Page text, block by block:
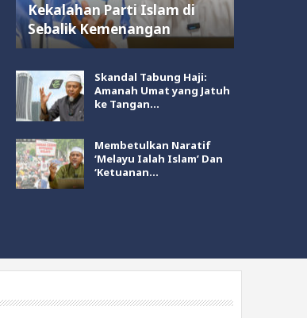
Kekalahan Parti Islam di
Sebalik Kemenangan
Skandal Tabung Haji:
Amanah Umat yang Jatuh
ke Tangan…
Membetulkan Naratif
‘Melayu Ialah Islam’ Dan
‘Ketuanan…